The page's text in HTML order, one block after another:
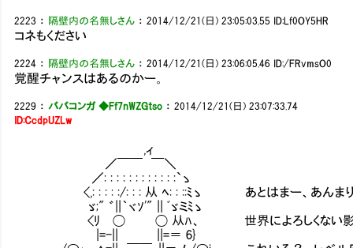
2223 ： 隔壁内の名無しさん ：2014/12/21(日) 23:05:03.55 ID:Lf0OY5HR
コネもください
2224 ： 隔壁内の名無しさん ：2014/12/21(日) 23:06:05.46 ID:/FRvmsO0
覚醒チャンスはあるのかー。
2229 ： ババコンガ ◆Ff7nWZGtso ：2014/12/21(日) 23:07:33.74
ID:CcdpUZLw
,ィ
／￣￣ ￣＼
／: : : : : : : : : : : :`ゝ
<,: : : : :/: : : 从 ﾍ: : ::ﾐゝ あとはまー、あんまり強
ゞ;" ゛||｀ヾｿ'" || ﾞゞミﾐゝ
<ﾘ ◯ ◯ 从ﾊ、 世界によろしくない影響を
|=-|| ||=＝ 6}